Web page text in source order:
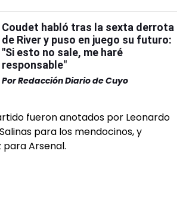
Coudet habló tras la sexta derrota
de River y puso en juego su futuro:
"Si esto no sale, me haré
responsable"
PorRedacción Diario de Cuyo
fueron anotados por Leonardo
para los mendocinos, y
Arsenal.